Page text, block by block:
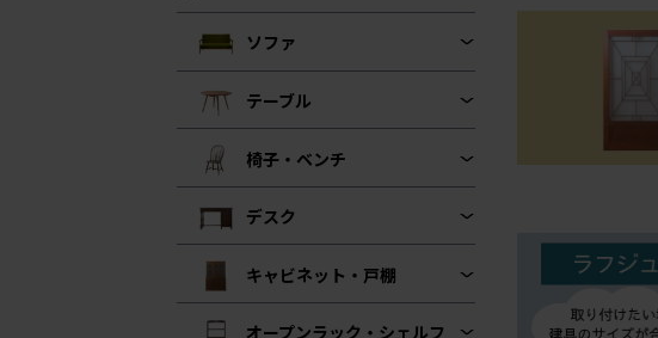
ソファ
テーブル
椅子・ベンチ
デスク
キャビネット・戸棚
オープンラック・シェルフ